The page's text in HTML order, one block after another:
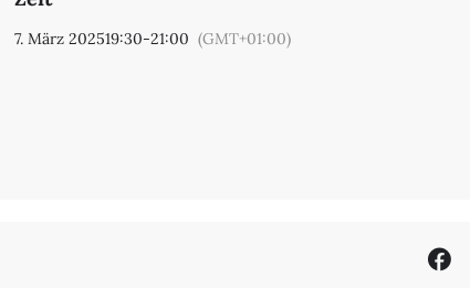
7. März 202519:30-21:00 (GMT+01:00)